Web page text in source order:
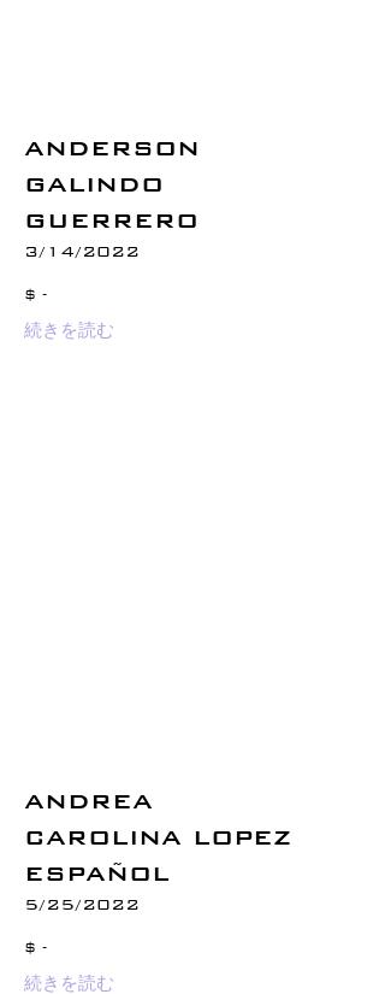
ANDERSON
GALINDO
GUERRERO
3/14/2022
$ -
続きを読む
ANDREA
CAROLINA LOPEZ
ESPAÑOL
5/25/2022
$ -
続きを読む